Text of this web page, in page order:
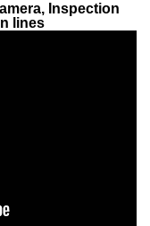
Inspection
lines